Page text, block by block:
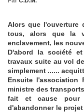
Alors que l'ouverture
tous, alors que la
enclavement, les
D'abord la société
travaux suite au vol
simplement ......
Ensuite l'association
ministre des
fait et cause pour
d'abandonner le